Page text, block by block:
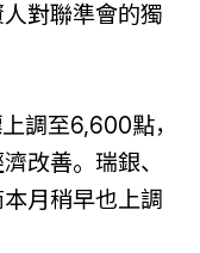
對聯準會的獨
調至6,600點，
改善。瑞銀、
月稍早也上調